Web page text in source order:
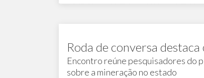
Roda de conversa
Encontro reúne pesquisadores do
sobre a mineração no estado